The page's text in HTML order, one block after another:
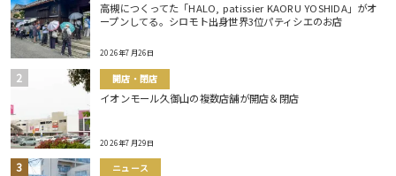
高槻につくってた「HALO, patissier KAORU YOSHIDA」がオ
ープンしてる。シロモト出身世界3位パティシエのお店
2026年7月26日
開店・閉店
イオンモール久御山の複数店舗が開店＆閉店
2026年7月29日
ニュース